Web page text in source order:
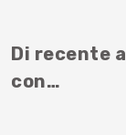
Di recente
con…